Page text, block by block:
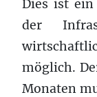
Dies ist
der
möglich.
Monaten